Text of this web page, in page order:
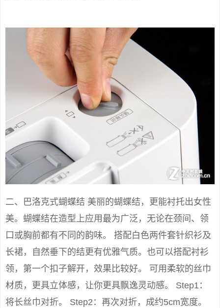
二、巴洛克式蝴蝶结 美丽的蝴蝶结，更能衬托出女性
美。蝴蝶结在造型上应用最为广泛，无论在颈间、领
口或胸前都有不同的韵味。 搭配白色两件套针织衫及
长裙，自然垂下的结更有优雅气质。也可以搭配衬衫
领，第一个扣子解开，效果比较好。 可用柔软的丝巾
材质，更具立体感，让你更具飘逸灵动感。 Step1：
将长丝巾对折。 Step2：再次对折，成约5cm宽度。